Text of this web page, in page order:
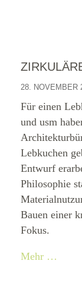
28. NOVEMBER
Für einen
und usm
Lebkuchen
Entwurf
Philosophie
Bauen einer
Fokus.
Mehr …